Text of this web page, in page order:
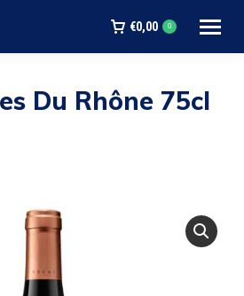
€0,00 0
Du Rhône 75cl